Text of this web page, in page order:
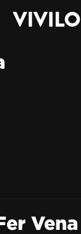
VIVILO
Vena